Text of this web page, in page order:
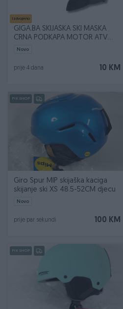
Izdvojeno
GIGA.BA SKIJAŠKA SKI MASKA
CRNA PODKAPA MOTOR ATV
QUAD ENDURO
Novo
10 KM
prije 4 dana
PIK SHOP
Giro Spur MIP skijaška kaciga
skijanje ski XS 48.5-52CM djecu
Novo
100 KM
prije par sekundi
PIK SHOP